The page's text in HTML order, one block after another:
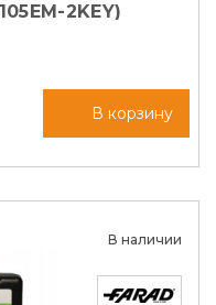
2KEY)
В корзину
В наличии